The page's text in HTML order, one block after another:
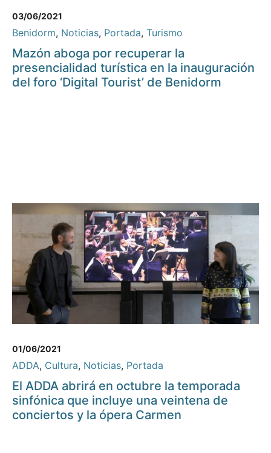
03/06/2021
Benidorm, Noticias, Portada, Turismo
Mazón aboga por recuperar la
presencialidad turística en la inauguración
del foro ‘Digital Tourist’ de Benidorm
01/06/2021
ADDA, Cultura, Noticias, Portada
El ADDA abrirá en octubre la temporada
sinfónica que incluye una veintena de
conciertos y la ópera Carmen